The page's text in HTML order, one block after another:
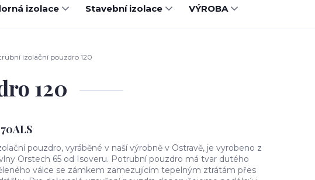
izolace Stavební izolace VÝROBA
izolační pouzdro 120
120
pouzdro, vyráběné v naší výrobně v Ostravě, je vyrobeno z
Orstech 65 od Isoveru. Potrubní pouzdro má tvar dutého
válce se zámkem zamezujícím tepelným ztrátám přes